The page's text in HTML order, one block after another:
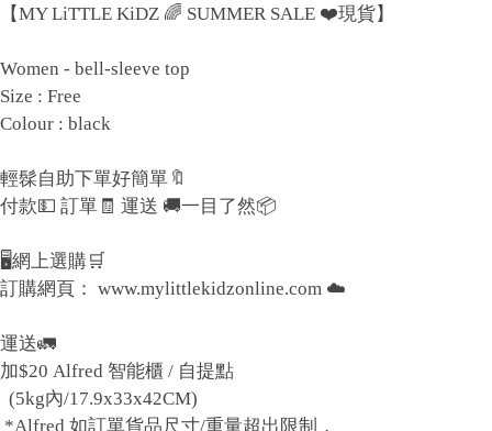
【MY LiTTLE KiDZ 🌈 SUMMER SALE ❤️現貨】
Women - bell-sleeve top
Size : Free
Colour : black
輕髹自助下單好簡單🔖
付款💵 訂單🧾 運送 🚚一目了然📦
🖥網上選購🛒
訂購網頁： www.mylittlekidzonline.com ☁️
運送🚛
加$20 Alfred 智能櫃 / 自提點
(5kg內/17.9x33x42CM)
*Alfred 如訂單貨品尺寸/重量超出限制，